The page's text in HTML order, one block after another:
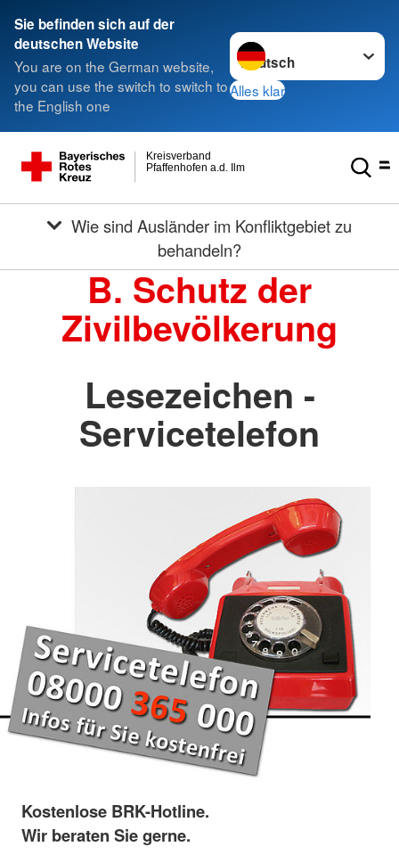
Sie befinden sich auf der
deutschen Website
You are on the German website,
you can use the switch to switch to
the English one
Sprache wechseln zu
Alles klar
Pfaffenhofen a.d. Ilm
Kreisverband
behandeln?
B. Schutz der
Zivilbevölkerung
Lesezeichen -
Servicetelefon
Kostenlose BRK-Hotline.
Wir beraten Sie gerne.